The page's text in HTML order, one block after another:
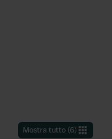
Mostra tutto(6)